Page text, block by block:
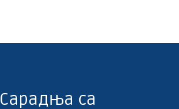
Сарадња са